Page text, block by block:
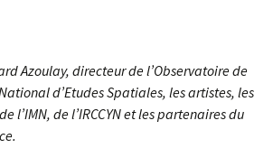
Azoulay, directeur de l’Observatoire de
d’Etudes Spatiales, les artistes, les
l’IMN, de l’IRCCYN et les partenaires du